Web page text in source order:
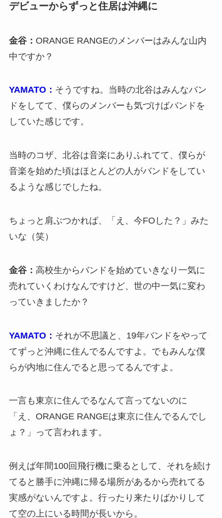
デビューからずっと住居は沖縄に
金谷： ORANGE RANGEのメンバーはみんな山内
中ですか？
YAMATO： そうですね。当時の北谷はみんなバン
ドをしてて、僕らのメンバーも気づけばバンドを
していた感じです。
当時のコザ、北谷は音楽にありふれてて、僕らが
音楽を始めた頃はほとんどの人がバンドをしてい
るような感じでしたね。
ちょっと肩ぶつかれば、「え、今FOした？」みた
いな（笑）
金谷： 高校生からバンドを始めていきなり一気に
売れていくわけなんですけど、世の中一気に変わ
っていきましたか？
YAMATO： それが不思議と、19年バンドをやって
てずっと沖縄に住んでるんですよ。でもみんな僕
らが内地に住んでると思ってるんですよ。
一言も東京に住んでるなんて言ってないのに
「え、ORANGE RANGEは東京に住んでるんでし
ょ？」って言われます。
例えば年間100回飛行機に乗るとして、それを続け
てると勝手に沖縄に帰る場所があるから売れてる
実感がないんですよ。行ったり来たりばかりして
て空の上にいる時間が長いから。